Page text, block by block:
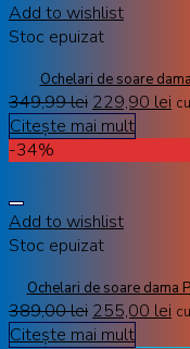
Add to wishlist
Stoc epuizat
Ochelari de soare
349,99lei 229,90 lei
Citește mai mult
-34%
Add to wishlist
Stoc epuizat
Ochelari de soare dama
389,00lei 255,00 lei
Citește mai mult